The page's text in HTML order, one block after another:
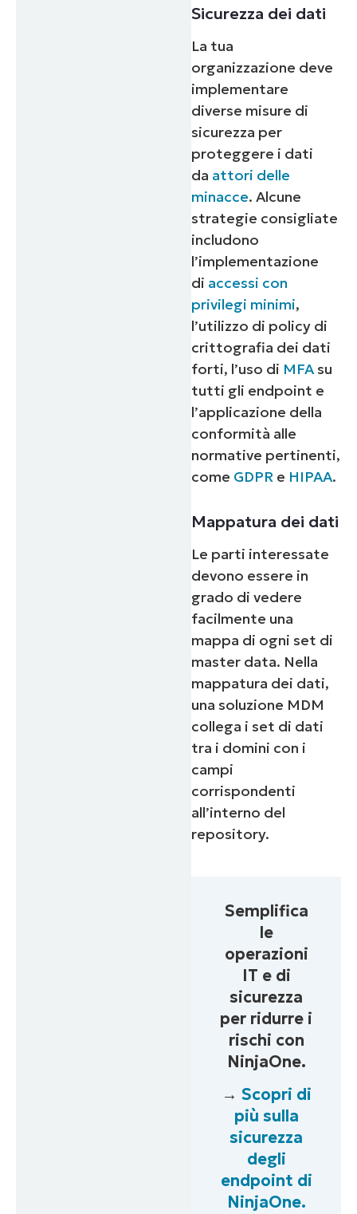
Sicurezza dei dati
La tua
organizzazione deve
implementare
diverse misure di
sicurezza per
proteggere i dati
da attori delle
minacce. Alcune
strategie consigliate
includono
l’implementazione
di accessi con
privilegi minimi,
l’utilizzo di policy di
crittografia dei dati
forti, l’uso di MFAsu
tutti gli endpoint e
l’applicazione della
conformità alle
normative pertinenti,
come GDPR e HIPAA.
Mappatura dei dati
Le parti interessate
devono essere in
grado di vedere
facilmente una
mappa di ogni set di
master data. Nella
mappatura dei dati,
una soluzione MDM
collega i set di dati
tra i domini con i
campi
corrispondenti
all’interno del
repository.
Semplifica
le
operazioni
IT e di
sicurezza
per ridurre i
rischi con
NinjaOne.
→ Scopri di
più sulla
sicurezza
degli
endpoint di
NinjaOne.